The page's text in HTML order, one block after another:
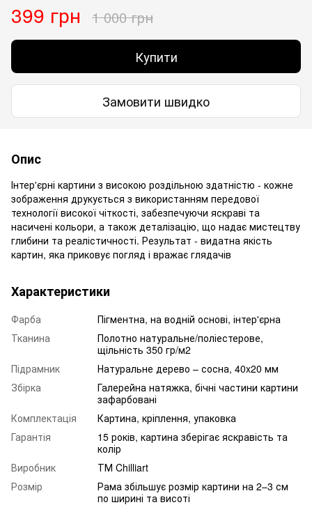
399 грн 1 000 грн
Купити
Замовити швидко
Опис
Інтер'єрні картини з високою роздільною здатністю - кожне
зображення друкується з використанням передової
технології високої чіткості, забезпечуючи яскраві та
насичені кольори, а також деталізацію, що надає мистецтву
глибини та реалістичності. Результат - видатна якість
картин, яка приковує погляд і вражає глядачів
Характеристики
Фарба
Пігментна, на водній основі, інтер'єрна
Тканина
Полотно натуральне/поліестерове,
щільність 350 гр/м2
Підрамник
Натуральне дерево – сосна, 40x20 мм
Збірка
Галерейна натяжка, бічні частини картини
зафарбовані
Комплектація
Картина, кріплення, упаковка
Гарантія
15 років, картина зберігає яскравість та
колір
Виробник
ТМ Chilliart
Розмір
Рама збільшує розмір картини на 2–3 см
по ширині та висоті